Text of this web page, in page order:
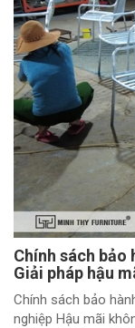
Chính sách
Giải pháp hậu
Chính sách bảo
nghiệp Hậu mãi